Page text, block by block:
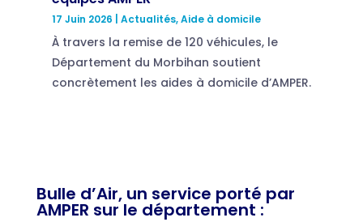
17 Juin 2026 Actualités,Aide à domicile
À travers la remise de 120 véhicules, le
Département du Morbihan soutient
concrètement les aides à domicile d’AMPER.
Bulle d’Air, un service porté par
AMPER sur le département :